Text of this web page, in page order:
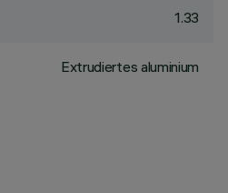
1.33
Extrudiertes aluminium